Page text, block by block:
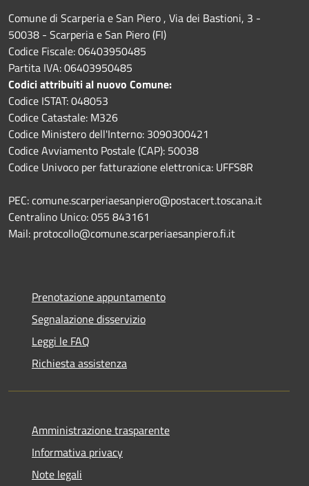
Comune di Scarperia e San Piero , Via dei Bastioni, 3 -
50038 - Scarperia e San Piero (FI)
Codice Fiscale: 06403950485
Partita IVA: 06403950485
Codici attribuiti al nuovo Comune:
Codice ISTAT: 048053
Codice Catastale: M326
Codice Ministero dell'Interno: 3090300421
Codice Avviamento Postale (CAP): 50038
Codice Univoco per fatturazione elettronica: UFFS8R
PEC: comune.scarperiaesanpiero@postacert.toscana.it
Centralino Unico: 055 843161
Mail: protocollo@comune.scarperiaesanpiero.fi.it
Prenotazione appuntamento
Segnalazione disservizio
Leggi le FAQ
Richiesta assistenza
Amministrazione trasparente
Informativa privacy
Note legali